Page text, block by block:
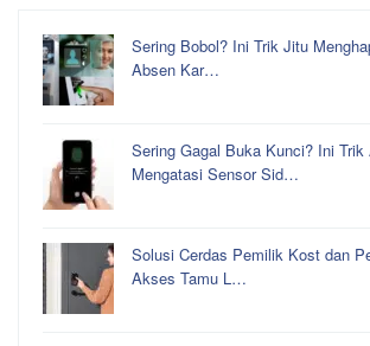
Sering Bobol? Ini Trik Jitu
Absen Kar…
Sering Gagal Buka Kunci? Ini Trik
Mengatasi Sensor Sid…
Solusi Cerdas Pemilik Kost dan
Akses Tamu L…